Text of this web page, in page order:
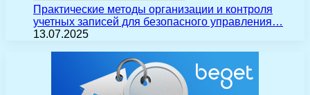
Практические методы организации и контроля
учетных записей для безопасного управления…
13.07.2025